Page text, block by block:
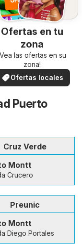
Ofertas en tu
zona
las ofertas en su
zona!
Ofertas locales
Puerto
Cruz Verde
Montt
Crucero
Preunic
Montt
Diego Portales